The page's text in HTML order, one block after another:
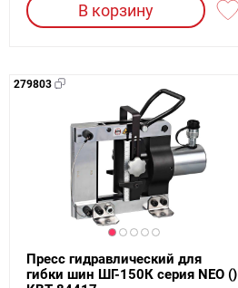
В корзину
279803
Пресс гидравлический для
гибки шин ШГ-150К серия NEO ()